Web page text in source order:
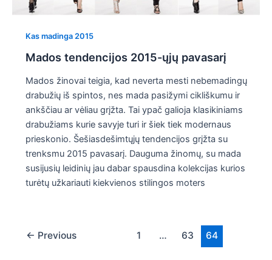
Kas madinga 2015
Mados tendencijos 2015-ųjų pavasarį
Mados žinovai teigia, kad neverta mesti nebemadingų
drabužių iš spintos, nes mada pasižymi cikliškumu ir
ankščiau ar vėliau grįžta. Tai ypač galioja klasikiniams
drabužiams kurie savyje turi ir šiek tiek modernaus
prieskonio. Šešiasdešimtųjų tendencijos grįžta su
trenksmu 2015 pavasarį. Dauguma žinomų, su mada
susijusių leidinių jau dabar spausdina kolekcijas kurios
turėtų užkariauti kiekvienos stilingos moters
Post← Previous 1 … 63 64